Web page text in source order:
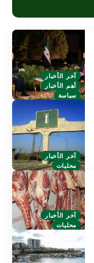
آخر الأخبار
أهم الأخبار
سياسة
آخر الأخبار
محليات
آخر الأخبار
محليات